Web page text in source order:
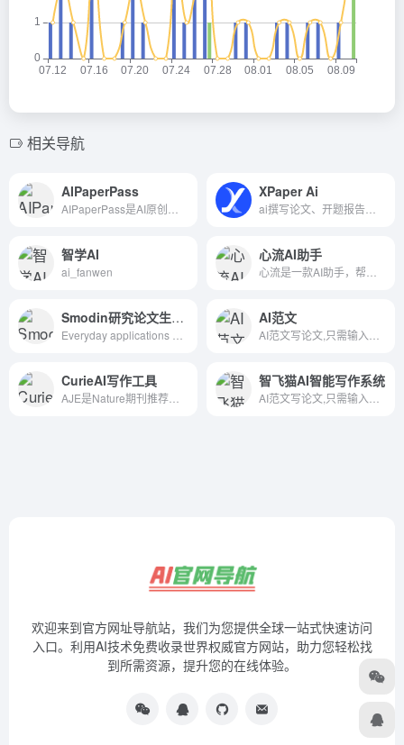
相关导航
AIPaperPass XPaper Ai
智学AI
ai_fanwen
心流AI助手
Smodin研究论文生成器 AI范文
CurieAI写作工具 智飞猫AI智能写作系统
欢迎来到官方网址导航站，我们为您提供全球一站式快速访问
入口。利用AI技术免费收录世界权威官方网站，助力您轻松找
到所需资源，提升您的在线体验。